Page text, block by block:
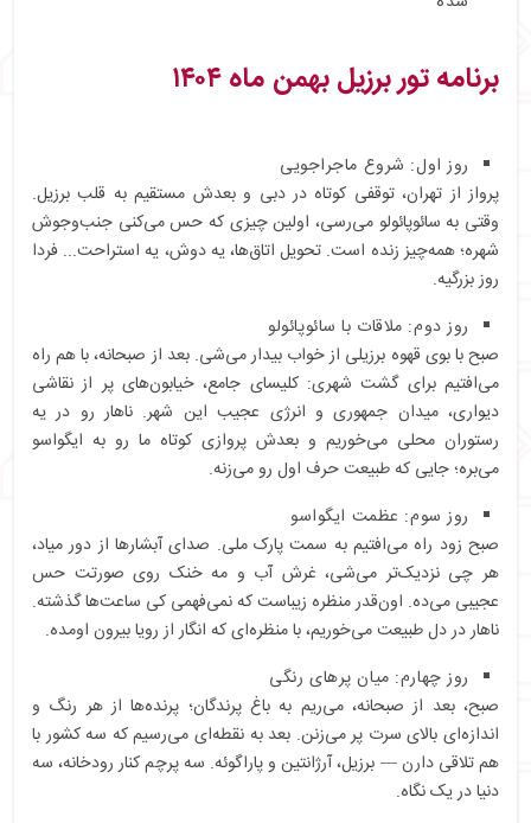
برنامه تور برزیل بهمن ماه ۱۴۰۴
روز اول: شروع ماجراجویی
پرواز از تهران، توقفی کوتاه در دبی و بعدش مستقیم به قلب برزیل.
وقتی به سائوپائولو می‌رسی، اولین چیزی که حس می‌کنی جنب‌وجوش
شهره؛ همه‌چیز زنده است. تحویل اتاق‌ها، یه دوش، یه استراحت... فردا
روز بزرگیه.
روز دوم: ملاقات با سائوپائولو
صبح با بوی قهوه برزیلی از خواب بیدار می‌شی. بعد از صبحانه، با هم راه
می‌افتیم برای گشت شهری: کلیسای جامع، خیابون‌های پر از نقاشی
دیواری، میدان جمهوری و انرژی عجیب این شهر. ناهار رو در یه
رستوران محلی می‌خوریم و بعدش پروازی کوتاه ما رو به ایگواسو
می‌بره؛ جایی که طبیعت حرف اول رو می‌زنه.
روز سوم: عظمت ایگواسو
صبح زود راه می‌افتیم به سمت پارک ملی. صدای آبشارها از دور میاد،
هر چی نزدیک‌تر می‌شی، غرش آب و مه خنک روی صورتت حس
عجیبی می‌ده. اون‌قدر منظره زیباست که نمی‌فهمی کی ساعت‌ها گذشته.
ناهار در دل طبیعت می‌خوریم، با منظره‌ای که انگار از رویا بیرون اومده.
روز چهارم: میان پرهای رنگی
صبح، بعد از صبحانه، می‌ریم به باغ پرندگان؛ پرنده‌ها از هر رنگ و
اندازه‌ای بالای سرت پر می‌زنن. بعد به نقطه‌ای می‌رسیم که سه کشور با
هم تلاقی دارن — برزیل، آرژانتین و پاراگوئه. سه پرچم کنار رودخانه، سه
دنیا در یک نگاه.